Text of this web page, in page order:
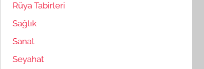
Rüya Tabirleri
Sağlık
Sanat
Seyahat